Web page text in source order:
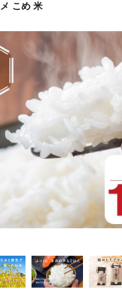
こめ 米